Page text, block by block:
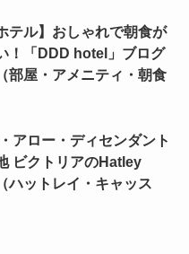
テル】おしゃれで朝食が
！「DDD hotel」ブログ
部屋・アメニティ・朝食
アロー・ディセンダント
ビクトリアのHatley
ハットレイ・キャッス